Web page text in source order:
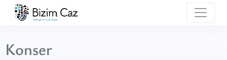
Konser